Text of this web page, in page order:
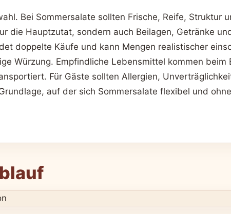
Bei Sommersalate sollten Frische, Reife, Struktur
die Hauptzutat, sondern auch Beilagen, Getränke
doppelte Käufe und kann Mengen realistischer
Würzung. Empfindliche Lebensmittel kommen beim
Für Gäste sollten Allergien,
auf der sich Sommersalate flexibel und